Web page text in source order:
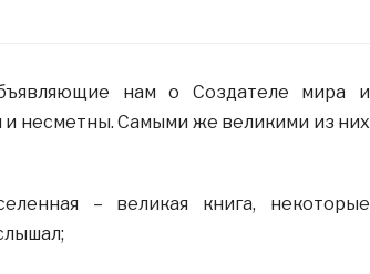
нам о Создателе мира и
несметны. Самыми же великими из них
– великая книга, некоторые